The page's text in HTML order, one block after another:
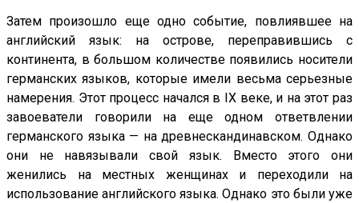
Затем произошло еще одно событие, повлиявшее на
английский язык: на острове, переправившись с
континента, в большом количестве появились носители
германских языков, которые имели весьма серьезные
намерения. Этот процесс начался в IX веке, и на этот раз
завоеватели говорили на еще одном ответвлении
германского языка — на древнескандинавском. Однако
они не навязывали свой язык. Вместо этого они
женились на местных женщинах и переходили на
использование английского языка. Однако это были уже